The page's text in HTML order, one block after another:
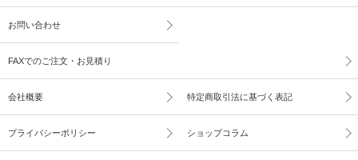
お問い合わせ
FAXでのご注文・お見積り
会社概要 特定商取引法に基づく表記
プライバシーポリシー ショップコラム